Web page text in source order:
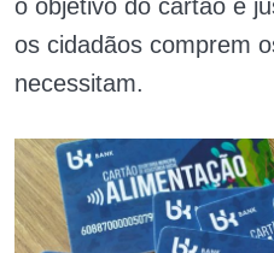
o objetivo do cartão é
os cidadãos comprem
necessitam.